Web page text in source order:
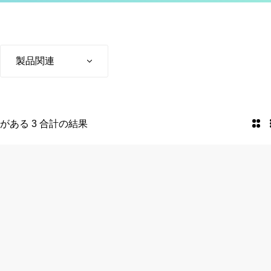
製品関連
がある 3 合計の結果